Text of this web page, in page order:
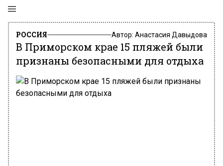
РОССИЯ Автор: Анастасия Давыдова
В Приморском крае 15 пляжей были
признаны безопасными для отдыха